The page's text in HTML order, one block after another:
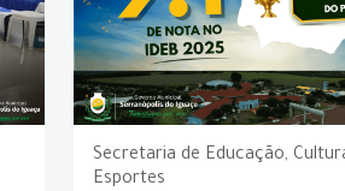
Secretaria de Educação,
Esportes